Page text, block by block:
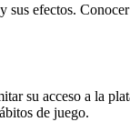
efectos.
su acceso a la
de juego.